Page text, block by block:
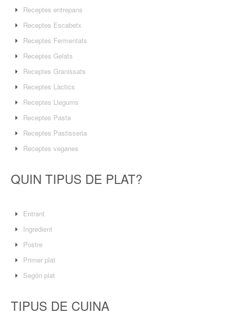
Receptes entrepans
Receptes Escabetx
Receptes Fermentats
Receptes Gelats
Receptes Granissats
Receptes Làctics
Receptes Llegums
Receptes Pasta
Receptes Pastisseria
Receptes veganes
QUIN TIPUS DE PLAT?
Entrant
Ingredient
Postre
Primer plat
Segón plat
TIPUS DE CUINA